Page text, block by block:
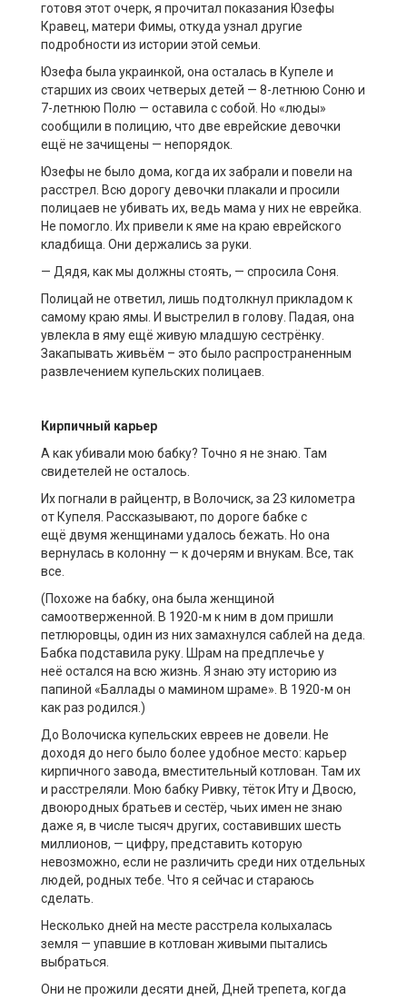
готовя этот очерк, я прочитал показания Юзефы
Кравец, матери Фимы, откуда узнал другие
подробности из истории этой семьи.
Юзефа была украинкой, она осталась в Купеле и
старших из своих четверых детей — 8-летнюю Соню и
7-летнюю Полю — оставила с собой. Но «люды»
сообщили в полицию, что две еврейские девочки
ещё не зачищены — непорядок.
Юзефы не было дома, когда их забрали и повели на
расстрел. Всю дорогу девочки плакали и просили
полицаев не убивать их, ведь мама у них не еврейка.
Не помогло. Их привели к яме на краю еврейского
кладбища. Они держались за руки.
— Дядя, как мы должны стоять, — спросила Соня.
Полицай не ответил, лишь подтолкнул прикладом к
самому краю ямы. И выстрелил в голову. Падая, она
увлекла в яму ещё живую младшую сестрёнку.
Закапывать живьём – это было распространенным
развлечением купельских полицаев.
Кирпичный карьер
А как убивали мою бабку? Точно я не знаю. Там
свидетелей не осталось.
Их погнали в райцентр, в Волочиск, за 23 километра
от Купеля. Рассказывают, по дороге бабке с
ещё двумя женщинами удалось бежать. Но она
вернулась в колонну — к дочерям и внукам. Все, так
все.
(Похоже на бабку, она была женщиной
самоотверженной. В 1920-м к ним в дом пришли
петлюровцы, один из них замахнулся саблей на деда.
Бабка подставила руку. Шрам на предплечье у
неё остался на всю жизнь. Я знаю эту историю из
папиной «Баллады о мамином шраме». В 1920-м он
как раз родился.)
До Волочиска купельских евреев не довели. Не
доходя до него было более удобное место: карьер
кирпичного завода, вместительный котлован. Там их
и расстреляли. Мою бабку Ривку, тёток Иту и Двосю,
двоюродных братьев и сестёр, чьих имен не знаю
даже я, в числе тысяч других, составивших шесть
миллионов, — цифру, представить которую
невозможно, если не различить среди них отдельных
людей, родных тебе. Что я сейчас и стараюсь
сделать.
Несколько дней на месте расстрела колыхалась
земля — упавшие в котлован живыми пытались
выбраться.
Они не прожили десяти дней, Дней трепета, когда